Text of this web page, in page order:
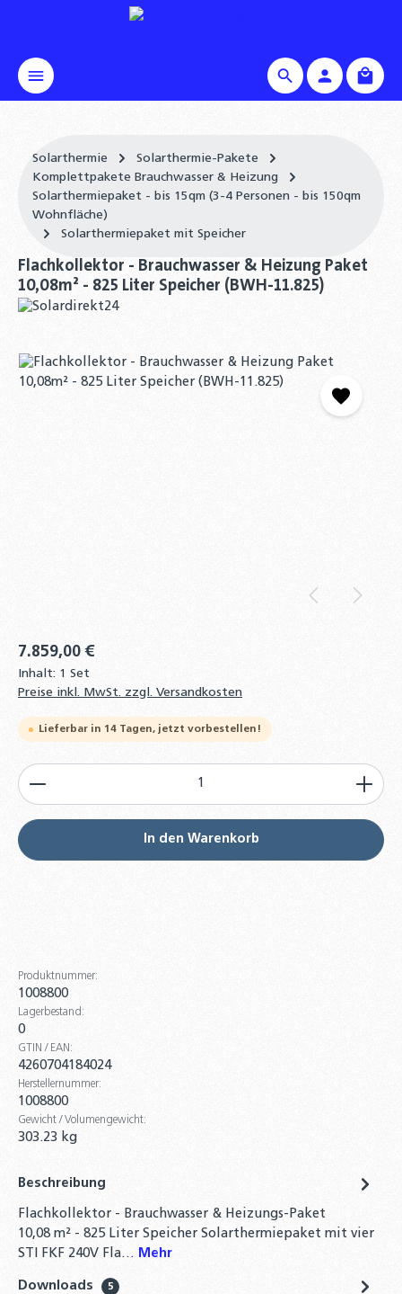
Solarthermie
Solarthermie-Pakete
Komplettpakete Brauchwasser & Heizung
Solarthermiepaket - bis 15qm (3-4 Personen - bis 150qm
Wohnfläche)
Solarthermiepaket mit Speicher
Flachkollektor - Brauchwasser & Heizung Paket
10,08m² - 825 Liter Speicher (BWH-11.825)
Bildergalerie überspringen
7.859,00 €
Inhalt: 1 Set
Preise inkl. MwSt. zzgl. Versandkosten
Lieferbar in 14 Tagen, jetzt vorbestellen!
Produkt Anzahl: Gib den gewünschten Wert ein
In den Warenkorb
Produktnummer:
1008800
Lagerbestand:
0
GTIN / EAN:
4260704184024
Herstellernummer:
1008800
Gewicht / Volumengewicht:
303.23 kg
Beschreibung
Flachkollektor - Brauchwasser & Heizungs-Paket
10,08 m² - 825 Liter Speicher Solarthermiepaket mit vier
STI FKF 240V Fla… Mehr
Downloads 5